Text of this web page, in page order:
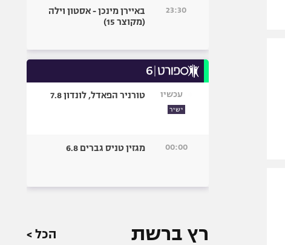
23:30
באיירן מינכן - אסטון וילה
(מקוצר 15)
עכשיו
ישיר
טורניר הפאדל, לונדון 7.8
00:00 מגזין טניס גברים 6.8
רץ ברשת הכל >